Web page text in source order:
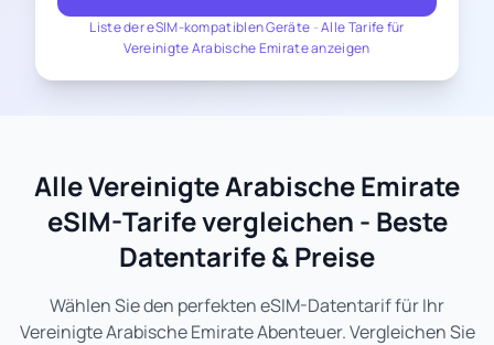
Liste der eSIM-kompatiblen Geräte -Alle Tarife für
Vereinigte Arabische Emirate anzeigen
Alle Vereinigte Arabische Emirate
eSIM-Tarife vergleichen - Beste
Datentarife & Preise
Wählen Sie den perfekten eSIM-Datentarif für Ihr
Vereinigte Arabische Emirate Abenteuer. Vergleichen Sie